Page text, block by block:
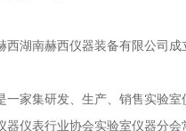
南赫西仪器装备有限公司成
集研发、生产、销售实验室
器仪表行业协会实验室仪器分会